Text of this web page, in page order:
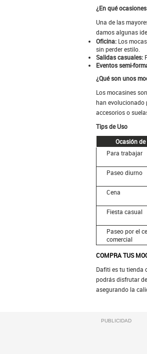
¿En qué
Una de las
damos algunas
Oficina: Los
sin perder estilo.
Salidas casuales:
Eventos semi-
¿Qué son unos
Los mocasines
han evolucionado
accesorios o
Tips de Uso
Ocasión
Para trabajar
Paseo diurno
Cena
Fiesta casual
Paseo por el
comercial
COMPRA TUS
Dafiti es tu tienda
podrás disfrutar
asegurando la
PUBLICIDAD